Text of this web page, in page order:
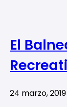
El
24 marzo, 2019